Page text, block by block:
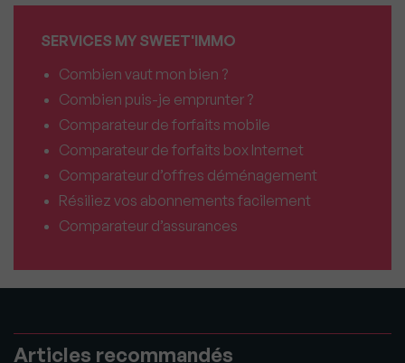
SERVICES MY SWEET'IMMO
Combien vaut mon bien ?
Combien puis-je emprunter ?
Comparateur de forfaits mobile
Comparateur de forfaits box Internet
Comparateur d’offres déménagement
Résiliez vos abonnements facilement
Comparateur d’assurances
Articles recommandés